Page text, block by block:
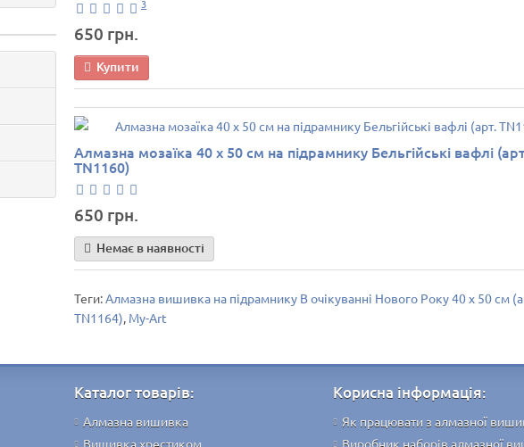
3
650 грн.
Купити
Алмазна мозаїка 40 х 50 см на підрамнику Бельгійські вафлі
TN1160)
650 грн.
Немає в наявності
Теги:Алмазна вишивка на підрамнику В очікуванні Нового Року 40 х 50 см
TN1164), My-Art
Каталог товарів:
Алмазна вишивка
Вишивка хрестиком
Корисна інформація:
Як працювати з алмазної
Виробник наборів алмазної